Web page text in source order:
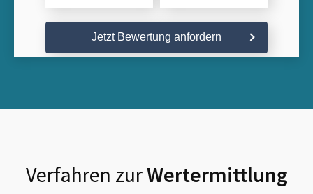
Jetzt Bewertung anfordern
Verfahren zurWertermittlung